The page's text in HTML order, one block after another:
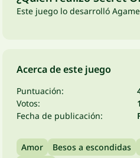
Este juego lo desarrolló
Acerca de este juego
Puntuación:
Votos:
Fecha de publicación:
Amor Besos a escondidas